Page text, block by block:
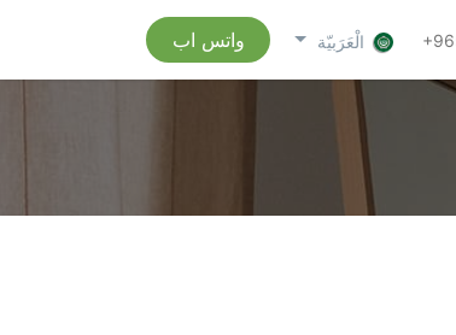
الْعَرَبيّة واتس اب